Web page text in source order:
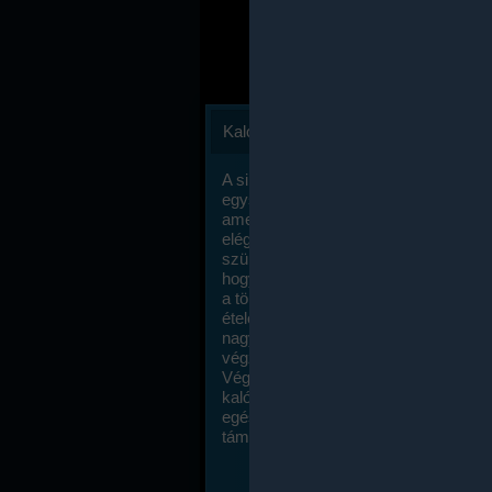
Kalóriaszámlálás
A sikeres fogyás titka valójában igen
egyszerű: égess több energiát, mint
amennyit beviszel. Természetesen
elég nagy fegyelemre és akaraterőre
szükség, de meglepődve fogod
hogy a kalóriaszámolás mennyire
a többi diétához képest. Itt nincsenek
ételek és a megengedett kalóriabevitelt
nagymértékben növelheted ha
végzel.
Végül, de nem utolsó sorban, a
kalóriaszámolás módszerét a legtöbb
egészségügyi szakorvos ajánlja és
támogatja.